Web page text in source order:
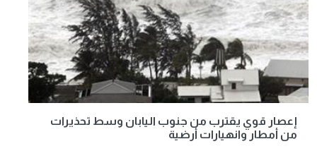
إعصار قوي يقترب من جنوب اليابان وسط تحذيرات
من أمطار وانهيارات أرضية